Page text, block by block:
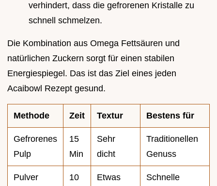
verhindert, dass die gefrorenen Kristalle zu
schnell schmelzen.
Die Kombination aus Omega Fettsäuren und
natürlichen Zuckern sorgt für einen stabilen
Energiespiegel. Das ist das Ziel eines jeden
Acaibowl Rezept gesund.
Methode Zeit Textur Bestens für
Gefrorenes
Pulp
15
Min
Sehr
dicht
Traditionellen
Genuss
Pulver
10
Etwas
Schnelle